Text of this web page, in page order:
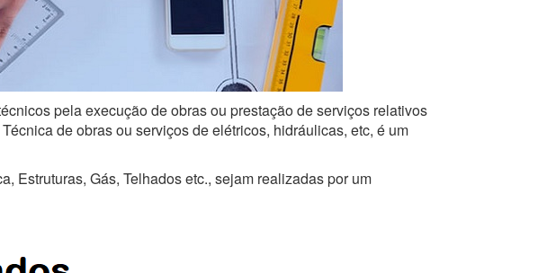
pela execução de obras ou prestação de serviços relativos
de obras ou serviços de elétricos, hidráulicas, etc, é um
Estruturas, Gás, Telhados etc., sejam realizadas por um